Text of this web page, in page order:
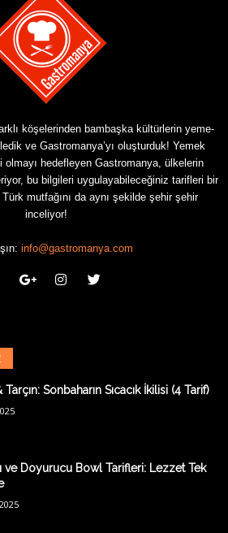
köşelerinden bambaşka kültürlerin yeme-
ve Gastromanya’yı oluşturduk! Yemek
olmayı hedefleyen Gastromanya, ülkelerin
bu bilgileri uygulayabileceğiniz tarifleri bir
mutfağını da aynı şekilde şehir şehir
inceliyor!
info@gastromanya.com
Tarçın: Sonbaharın Sıcacık İkilisi (4 Tarif)
ve Doyurucu Bowl Tarifleri: Lezzet Tek